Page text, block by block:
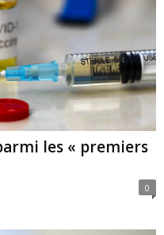
les « premiers
0